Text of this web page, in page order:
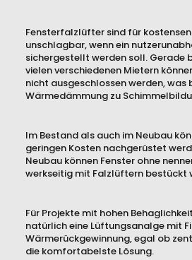
Fensterfalzlüfter sind für
unschlagbar, wenn ein
sichergestellt werden soll. Gerade
vielen verschiedenen Mietern
nicht ausgeschlossen werden, was
Wärmedämmung zu
Im Bestand als auch im Neubau
geringen Kosten nachgerüstet
Neubau können Fenster ohne
werkseitig mit Falzlüftern bestückt
Für Projekte mit hohen
natürlich eine Lüftungsanalge mit
Wärmerückgewinnung, egal ob
die komfortabelste Lösung.